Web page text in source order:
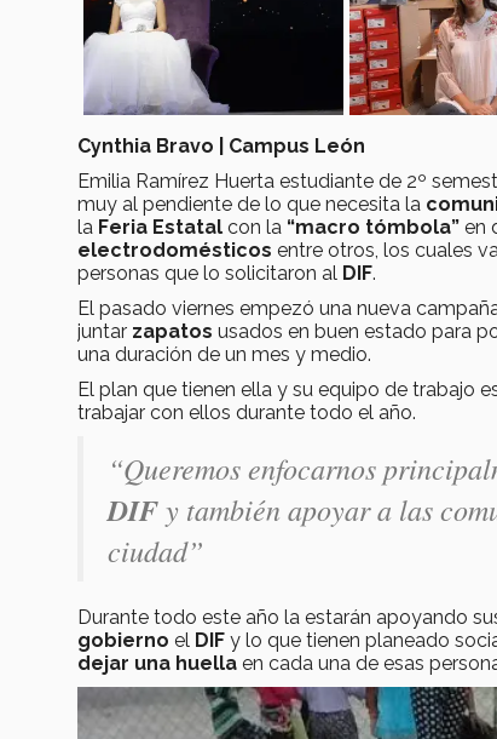
Cynthia Bravo | Campus León
Emilia Ramírez Huerta estudiante de 2º
muy al pendiente de lo que necesita la
la Feria Estatal con la “macro tómbola” en
electrodomésticos entre otros, los cuales
personas que lo solicitaron al DIF.
El pasado viernes empezó una nueva
juntar zapatos usados en buen estado para
una duración de un mes y medio.
El plan que tienen ella y su equipo de trabajo
trabajar con ellos durante todo el año.
“Queremos enfocarnos
DIFy también apoyar a las
ciudad”
Durante todo este año la estarán apoyando
gobierno el DIF y lo que tienen planeado
dejar una huella en cada una de esas